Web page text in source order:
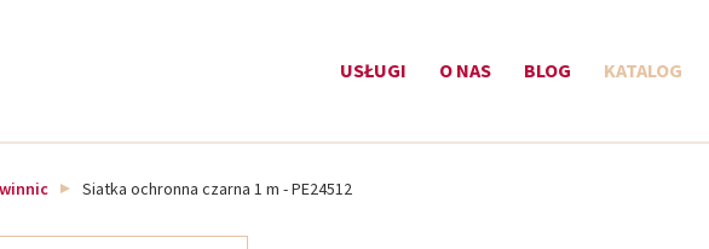
USŁUGI O NAS BLOG KATALOG
Siatka ochronna czarna 1 m - PE24512